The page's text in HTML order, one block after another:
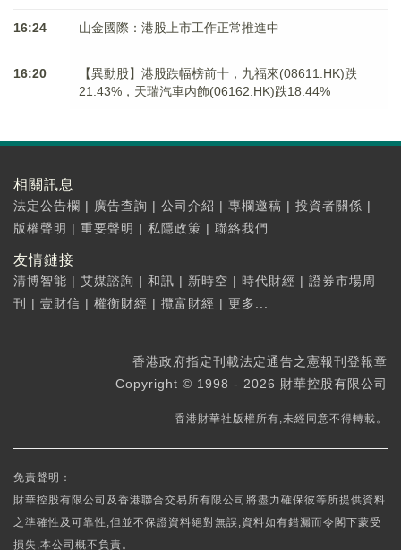
16:24 山金國際：港股上市工作正常推進中
16:20
【異動股】港股跌幅榜前十，九福來(08611.HK)跌
21.43%，天瑞汽車内飾(06162.HK)跌18.44%
相關訊息
法定公告欄 | 廣告查詢 | 公司介紹 | 專欄邀稿 | 投資者關係 |
版權聲明 | 重要聲明 | 私隱政策 | 聯絡我們
友情鏈接
清博智能 | 艾媒諮詢 | 和訊 | 新時空 | 時代財經 | 證券市場周
刊
| 壹財信 | 權衡財經 | 攬富財經 | 更多...
香港政府指定刊載法定通告之憲報刊登報章
Copyright © 1998 - 2026 財華控股有限公司
香港財華社版權所有,未經同意不得轉載。
免責聲明：
財華控股有限公司及香港聯合交易所有限公司將盡力確保彼等所提供資料
之準確性及可靠性,但並不保證資料絕對無誤,資料如有錯漏而令閣下蒙受
損失,本公司概不負責。